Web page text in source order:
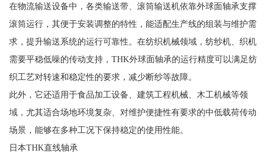
在物流输送设备中，各类输送带、滚筒输送机依靠外球面轴承支撑
滚筒运行，其便于安装调整的特性，能适配生产线的组装与维护需
求，提升输送系统的运行可靠性。在纺织机械领域，纺纱机、织机
需要平稳低噪的传动支持，THK外球面轴承的运行精度可以满足纺
织工艺对转速和稳定性的要求，减少断纱等故障。
此外，它还适用于食品加工设备、建筑工程机械、木工机械等领
域，尤其适合场地环境复杂、对维护便捷性有要求的中低载荷传动
场景，能够在多种工况下保持稳定的使用性能。
日本THK直线轴承